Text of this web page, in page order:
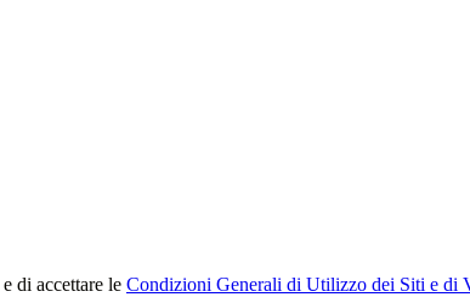
e di accettare le Condizioni Generali di Utilizzo dei Siti e di